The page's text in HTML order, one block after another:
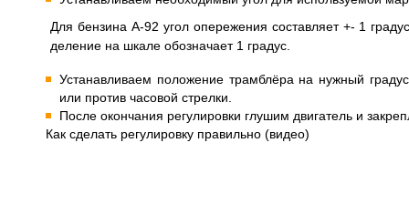
Для бензина А-92 угол опережения составляет +- 1
деление на шкале обозначает 1 градус.
Устанавливаем положение трамблёра на нужный
или против часовой стрелки.
После окончания регулировки глушим двигатель и
Как сделать регулировку правильно (видео)